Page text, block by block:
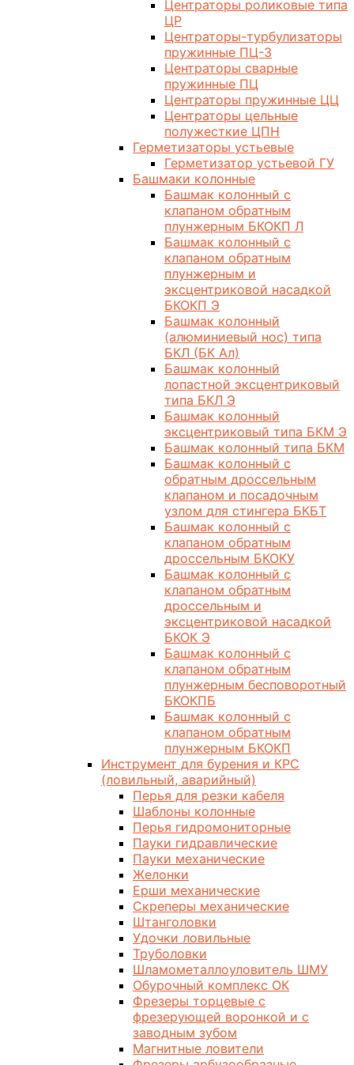
Центраторы роликовые типа
ЦР
Центраторы-турбулизаторы
пружинные ПЦ-3
Центраторы сварные
пружинные ПЦ
Центраторы пружинные ЦЦ
Центраторы цельные
полужесткие ЦПН
Герметизаторы устьевые
Герметизатор устьевой ГУ
Башмаки колонные
Башмак колонный с
клапаном обратным
плунжерным БКОКП Л
Башмак колонный с
клапаном обратным
плунжерным и
эксцентриковой насадкой
БКОКП Э
Башмак колонный
(алюминиевый нос) типа
БКЛ (БК Ал)
Башмак колонный
лопастной эксцентриковый
типа БКЛ Э
Башмак колонный
эксцентриковый типа БКМ Э
Башмак колонный типа БКМ
Башмак колонный с
обратным дроссельным
клапаном и посадочным
узлом для стингера БКБТ
Башмак колонный с
клапаном обратным
дроссельным БКОКУ
Башмак колонный с
клапаном обратным
дроссельным и
эксцентриковой насадкой
БКОК Э
Башмак колонный с
клапаном обратным
плунжерным бесповоротный
БКОКПБ
Башмак колонный с
клапаном обратным
плунжерным БКОКП
Инструмент для бурения и КРС
(ловильный, аварийный)
Перья для резки кабеля
Шаблоны колонные
Перья гидромониторные
Пауки гидравлические
Пауки механические
Желонки
Ерши механические
Скреперы механические
Штанголовки
Удочки ловильные
Труболовки
Шламометаллоуловитель ШМУ
Обурочный комплекс ОК
Фрезеры торцевые с
фрезерующей воронкой и с
заводным зубом
Магнитные ловители